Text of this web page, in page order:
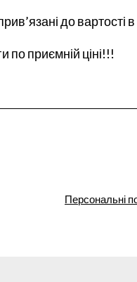
до вартості в
по приємній ціні!!!
Персональні